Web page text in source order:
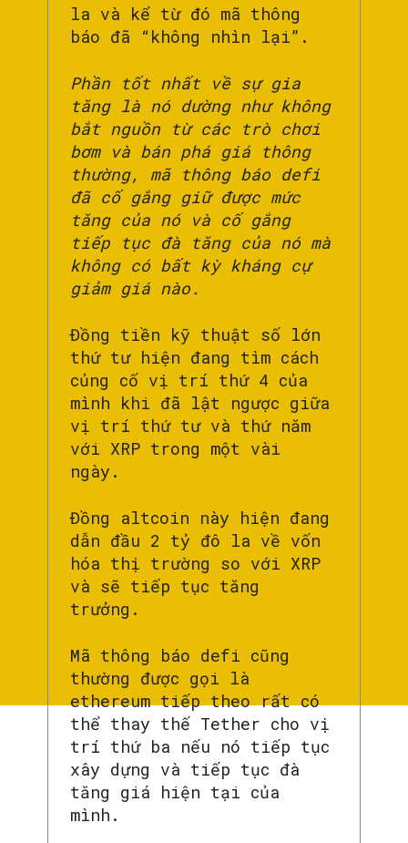
la và kể từ đó mã thông
báo đã “không nhìn lại”.
Phần tốt nhất về sự gia
tăng là nó dường như không
bắt nguồn từ các trò chơi
bơm và bán phá giá thông
thường, mã thông báo defi
đã cố gắng giữ được mức
tăng của nó và cố gắng
tiếp tục đà tăng của nó mà
không có bất kỳ kháng cự
giảm giá nào.
Đồng tiền kỹ thuật số lớn
thứ tư hiện đang tìm cách
củng cố vị trí thứ 4 của
mình khi đã lật ngược giữa
vị trí thứ tư và thứ năm
với XRP trong một vài
ngày.
Đồng altcoin này hiện đang
dẫn đầu 2 tỷ đô la về vốn
hóa thị trường so với XRP
và sẽ tiếp tục tăng
trưởng.
Mã thông báo defi cũng
thường được gọi là
ethereum tiếp theo rất có
thể thay thế Tether cho vị
trí thứ ba nếu nó tiếp tục
xây dựng và tiếp tục đà
tăng giá hiện tại của
mình.